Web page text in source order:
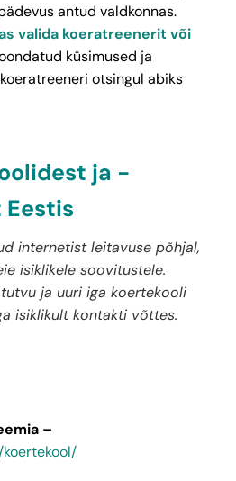
antud valdkonnas.
valida koeratreenerit või
küsimused ja
otsingul abiks
ja -
internetist leitavuse põhjal,
isiklikele soovitustele.
ja uuri iga koertekooli
isiklikult kontakti võttes.
–